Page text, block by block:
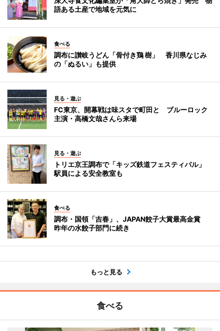
語ある土産で地域を元気に
食べる
調布に讃岐うどん「骨付き鶏 樹」 香川県なじみ
の「ぬるい」も提供
見る・遊ぶ
FC東京、開幕戦は味スタで町田と ブルーロック
主演・高橋文哉さんら来場
見る・遊ぶ
トリエ京王調布で「キッズ鉄道フェスティバル」
駅員による安全教室も
食べる
調布・国領「吉春」、JAPAN餃子大賞最高金賞
昨年の水餃子部門に続き
もっと見る
食べる